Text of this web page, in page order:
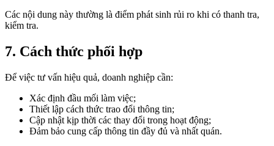
Các nội dung này thường là điểm phát sinh rủi ro khi có thanh tra,
kiểm tra.
7. Cách thức phối hợp
Để việc tư vấn hiệu quả, doanh nghiệp cần:
Xác định đầu mối làm việc;
Thiết lập cách thức trao đổi thông tin;
Cập nhật kịp thời các thay đổi trong hoạt động;
Đảm bảo cung cấp thông tin đầy đủ và nhất quán.